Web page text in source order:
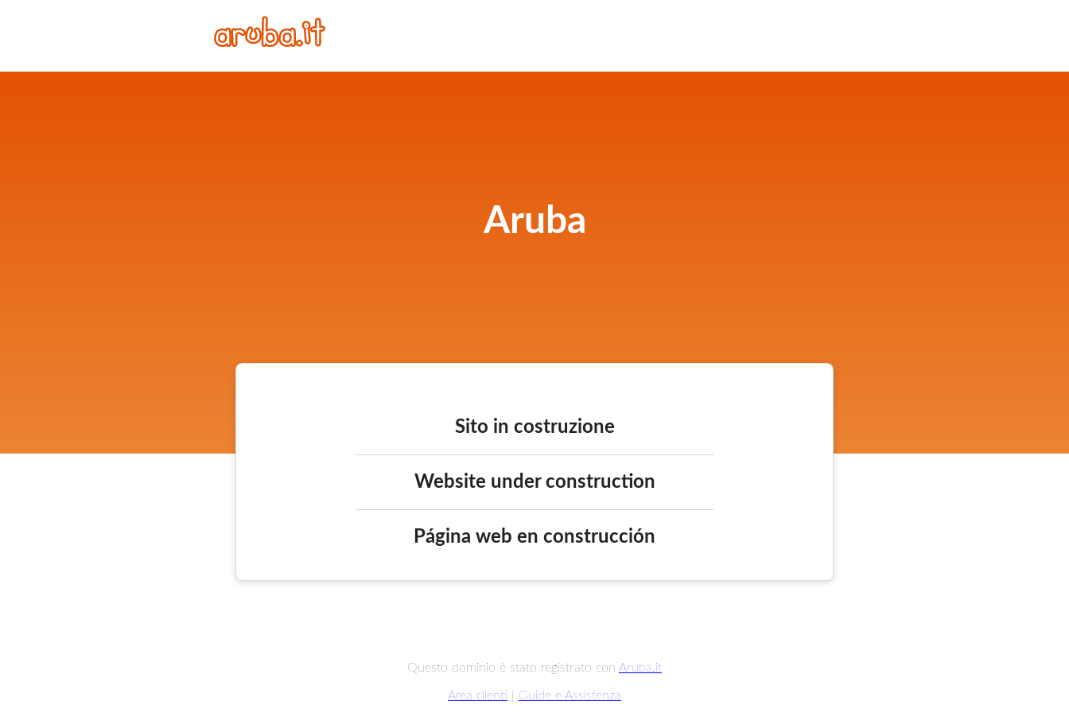
Aruba
Sito in costruzione
Website under construction
Página web en construcción
Questo dominio è stato registrato con Aruba.it
Area clienti Guide e Assistenza